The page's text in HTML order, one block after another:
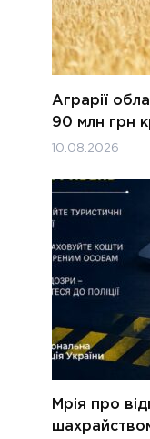
Аграрії
90 млн грн
10.08.2026
Мрія про